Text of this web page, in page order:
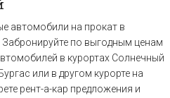
автомобили на прокат в
Забронируйте по выгодным ценам
в курортах Солнечный
или в другом курорте на
рент-а-кар предложения и